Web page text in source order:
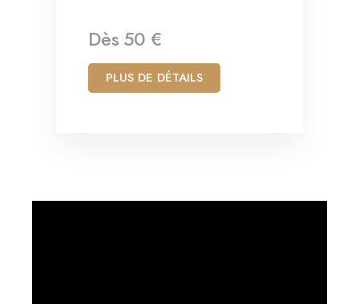
Dès 50 €
PLUS DE DÉTAILS